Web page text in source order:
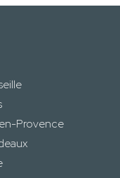
Provence